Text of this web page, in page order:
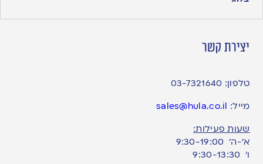
יצירת קשר
טלפון: 03-7321640
מייל: sales@hula.co.il
שעות פעילות:
א’-ה’ 9:30-19:00
ו׳ 9:30-13:30